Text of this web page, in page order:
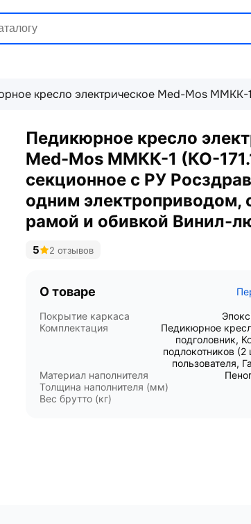
кресло электрическое Med-Mos ММКК-
Педикюрное кресло
Med-Mos ММКК-1 (КО-
секционное с РУ
одним электроприводом,
рамой и обивкой Винил-
5 2 отзывов
О товаре
Покрытие каркаса
Комплектация
Педикюрное
подголовник,
подлокотников (2
пользователя,
Материал наполнителя
Толщина наполнителя (мм)
Вес брутто (кг)